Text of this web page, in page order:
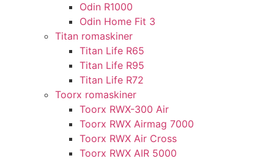
Odin R1000
Odin Home Fit 3
Titan romaskiner
Titan Life R65
Titan Life R95
Titan Life R72
Toorx romaskiner
Toorx RWX-300 Air
Toorx RWX Airmag 7000
Toorx RWX Air Cross
Toorx RWX AIR 5000